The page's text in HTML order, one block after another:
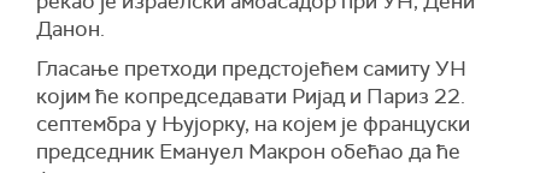
Данон.
Гласање претходи предстојећем самиту УН
којим ће копредседавати Ријад и Париз 22.
септембра у Њујорку, на којем је француски
председник Емануел Макрон обећао да ће